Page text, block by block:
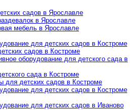
садов в Ярославле
в Ярославле
мебель в Ярославле
для детских садов в Костроме
садов в Костроме
оборудование для детского сада в
сада в Костроме
для детских садов в Костроме
для детских садов в Костроме
для детских садов в Иваново